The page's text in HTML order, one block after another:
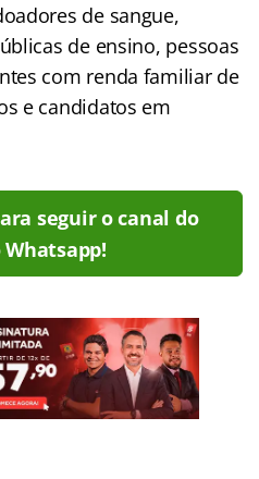
de sangue,
de ensino, pessoas
com renda familiar de
e candidatos em
seguir o canal do